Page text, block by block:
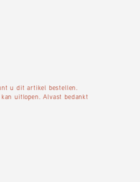
u dit artikel bestellen.
uitlopen. Alvast bedankt